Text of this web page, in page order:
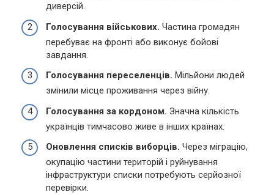
диверсій.
Голосування військових. Частина громадян
перебуває на фронті або виконує бойові
завдання.
Голосування переселенців. Мільйони людей
змінили місце проживання через війну.
Голосування за кордоном. Значна кількість
українців тимчасово живе в інших країнах.
Оновлення списків виборців. Через міграцію,
окупацію частини територій і руйнування
інфраструктури списки потребують серйозної
перевірки.